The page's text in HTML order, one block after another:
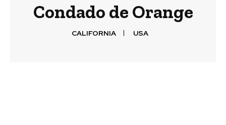
Condado de Orange
CALIFORNIA USA